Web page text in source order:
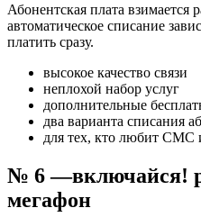
Абонентская плата взимается
автоматическое списание
платить сразу.
высокое качество связи
неплохой набор услуг
дополнительные
два варианта списания
для тех, кто любит СМС
№ 6 —включайся!
мегафон